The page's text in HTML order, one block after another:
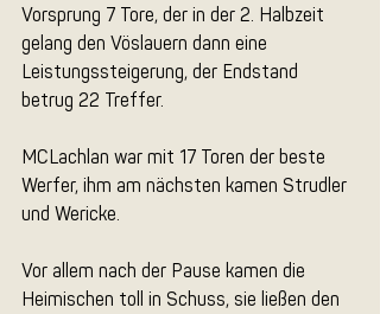
Vorsprung 7 Tore, der in der 2. Halbzeit
gelang den Vöslauern dann eine
Leistungssteigerung, der Endstand
betrug 22 Treffer.
MCLachlan war mit 17 Toren der beste
Werfer, ihm am nächsten kamen Strudler
und Wericke.
Vor allem nach der Pause kamen die
Heimischen toll in Schuss, sie ließen den